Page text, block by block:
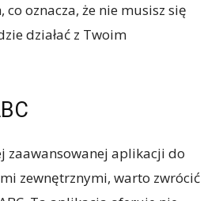
oznacza, że nie musisz się
działać z Twoim
zaawansowanej aplikacji do
zewnętrznymi, warto zwrócić